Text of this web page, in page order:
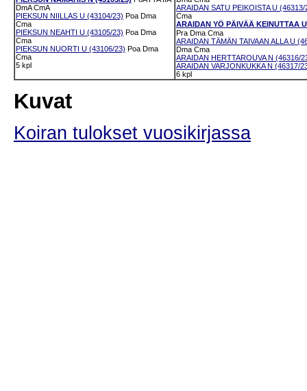
DmA CmA
PIEKSUN NIILLAS U (43104/23) Poa Dma
Cma
PIEKSUN NEAHTI U (43105/23) Poa Dma
Cma
PIEKSUN NUORTI U (43106/23) Poa Dma
Cma
5 kpl
ARAIDAN SATU PEIKOISTA U (46313/
Cma
ARAIDAN YÖ PÄIVÄÄ KEINUTTAA
Pra Dma Cma
ARAIDAN TÄMÄN TAIVAAN ALLA U
Dma Cma
ARAIDAN HERTTAROUVA N (46316/
ARAIDAN VARJONKUKKA N (46317/
6 kpl
Kuvat
Koiran tulokset vuosikirjassa